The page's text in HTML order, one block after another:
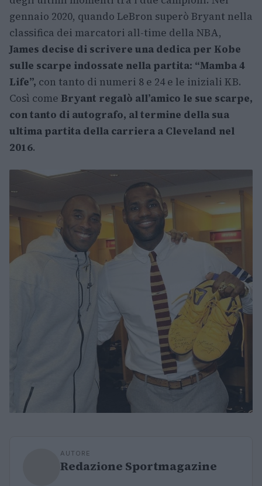
gennaio 2020, quando LeBron superò Bryant nella
classifica dei marcatori all-time della NBA,
James decise di scrivere una dedica per Kobe
sulle scarpe indossate nella partita: “Mamba 4
Life”, con tanto di numeri 8 e 24 e le iniziali KB.
Così come Bryant regalò all’amico le sue scarpe,
con tanto di autografo, al termine della sua
ultima partita della carriera a Cleveland nel
2016.
AUTORE
Redazione Sportmagazine